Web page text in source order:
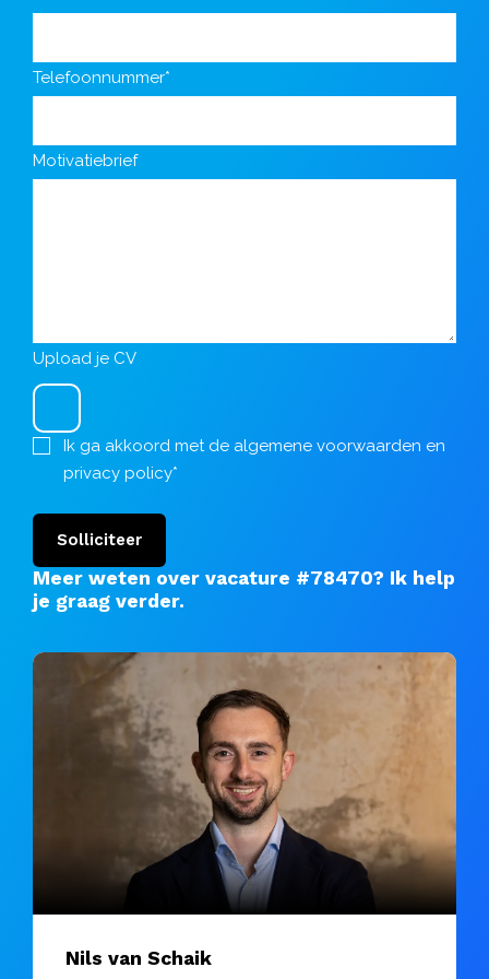
Telefoonnummer*
Motivatiebrief
Upload je CV
Ik ga akkoord met de algemene voorwaarden en
privacy policy*
Solliciteer
Meer weten over vacature #78470? Ik help
je graag verder.
Nils van Schaik